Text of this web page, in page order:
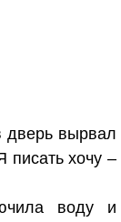
дверь вырвал
писать хочу –
воду и